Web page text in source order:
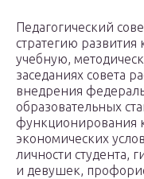
Педагогический
стратегию
учебную,
заседаниях совета
внедрения
образовательных
функционирования
экономических
личности студента,
и девушек,